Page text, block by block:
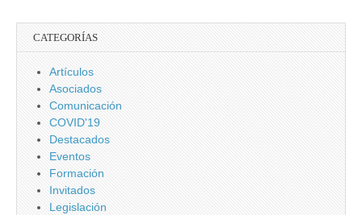
CATEGORÍAS
Artículos
Asociados
Comunicación
COVID'19
Destacados
Eventos
Formación
Invitados
Legislación